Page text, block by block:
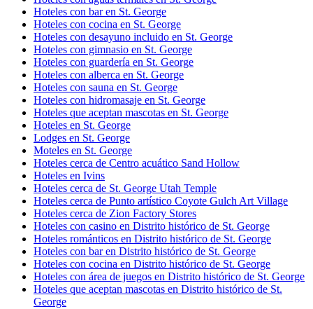
Hoteles con bar en St. George
Hoteles con cocina en St. George
Hoteles con desayuno incluido en St. George
Hoteles con gimnasio en St. George
Hoteles con guardería en St. George
Hoteles con alberca en St. George
Hoteles con sauna en St. George
Hoteles con hidromasaje en St. George
Hoteles que aceptan mascotas en St. George
Hoteles en St. George
Lodges en St. George
Moteles en St. George
Hoteles cerca de Centro acuático Sand Hollow
Hoteles en Ivins
Hoteles cerca de St. George Utah Temple
Hoteles cerca de Punto artístico Coyote Gulch Art Village
Hoteles cerca de Zion Factory Stores
Hoteles con casino en Distrito histórico de St. George
Hoteles románticos en Distrito histórico de St. George
Hoteles con bar en Distrito histórico de St. George
Hoteles con cocina en Distrito histórico de St. George
Hoteles con área de juegos en Distrito histórico de St. George
Hoteles que aceptan mascotas en Distrito histórico de St.
George